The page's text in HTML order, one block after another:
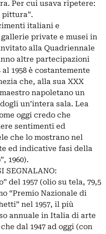
Per cui usava ripetere:
pittura”.
italiani e
private e musei in
alla Quadriennale
altre partecipazioni
al 1958 è costantemente
che, alla sua XXX
napoletano un
un’intera sala. Lea
oggi credo che
sentimenti ed
che lo mostrano nel
ed indicative fasi della
1960).
SEGNALANO:
del 1957 (olio su tela, 79,5
“Premio Nazionale di
nel 1957, il più
annuale in Italia di arte
dal 1947 ad oggi (con